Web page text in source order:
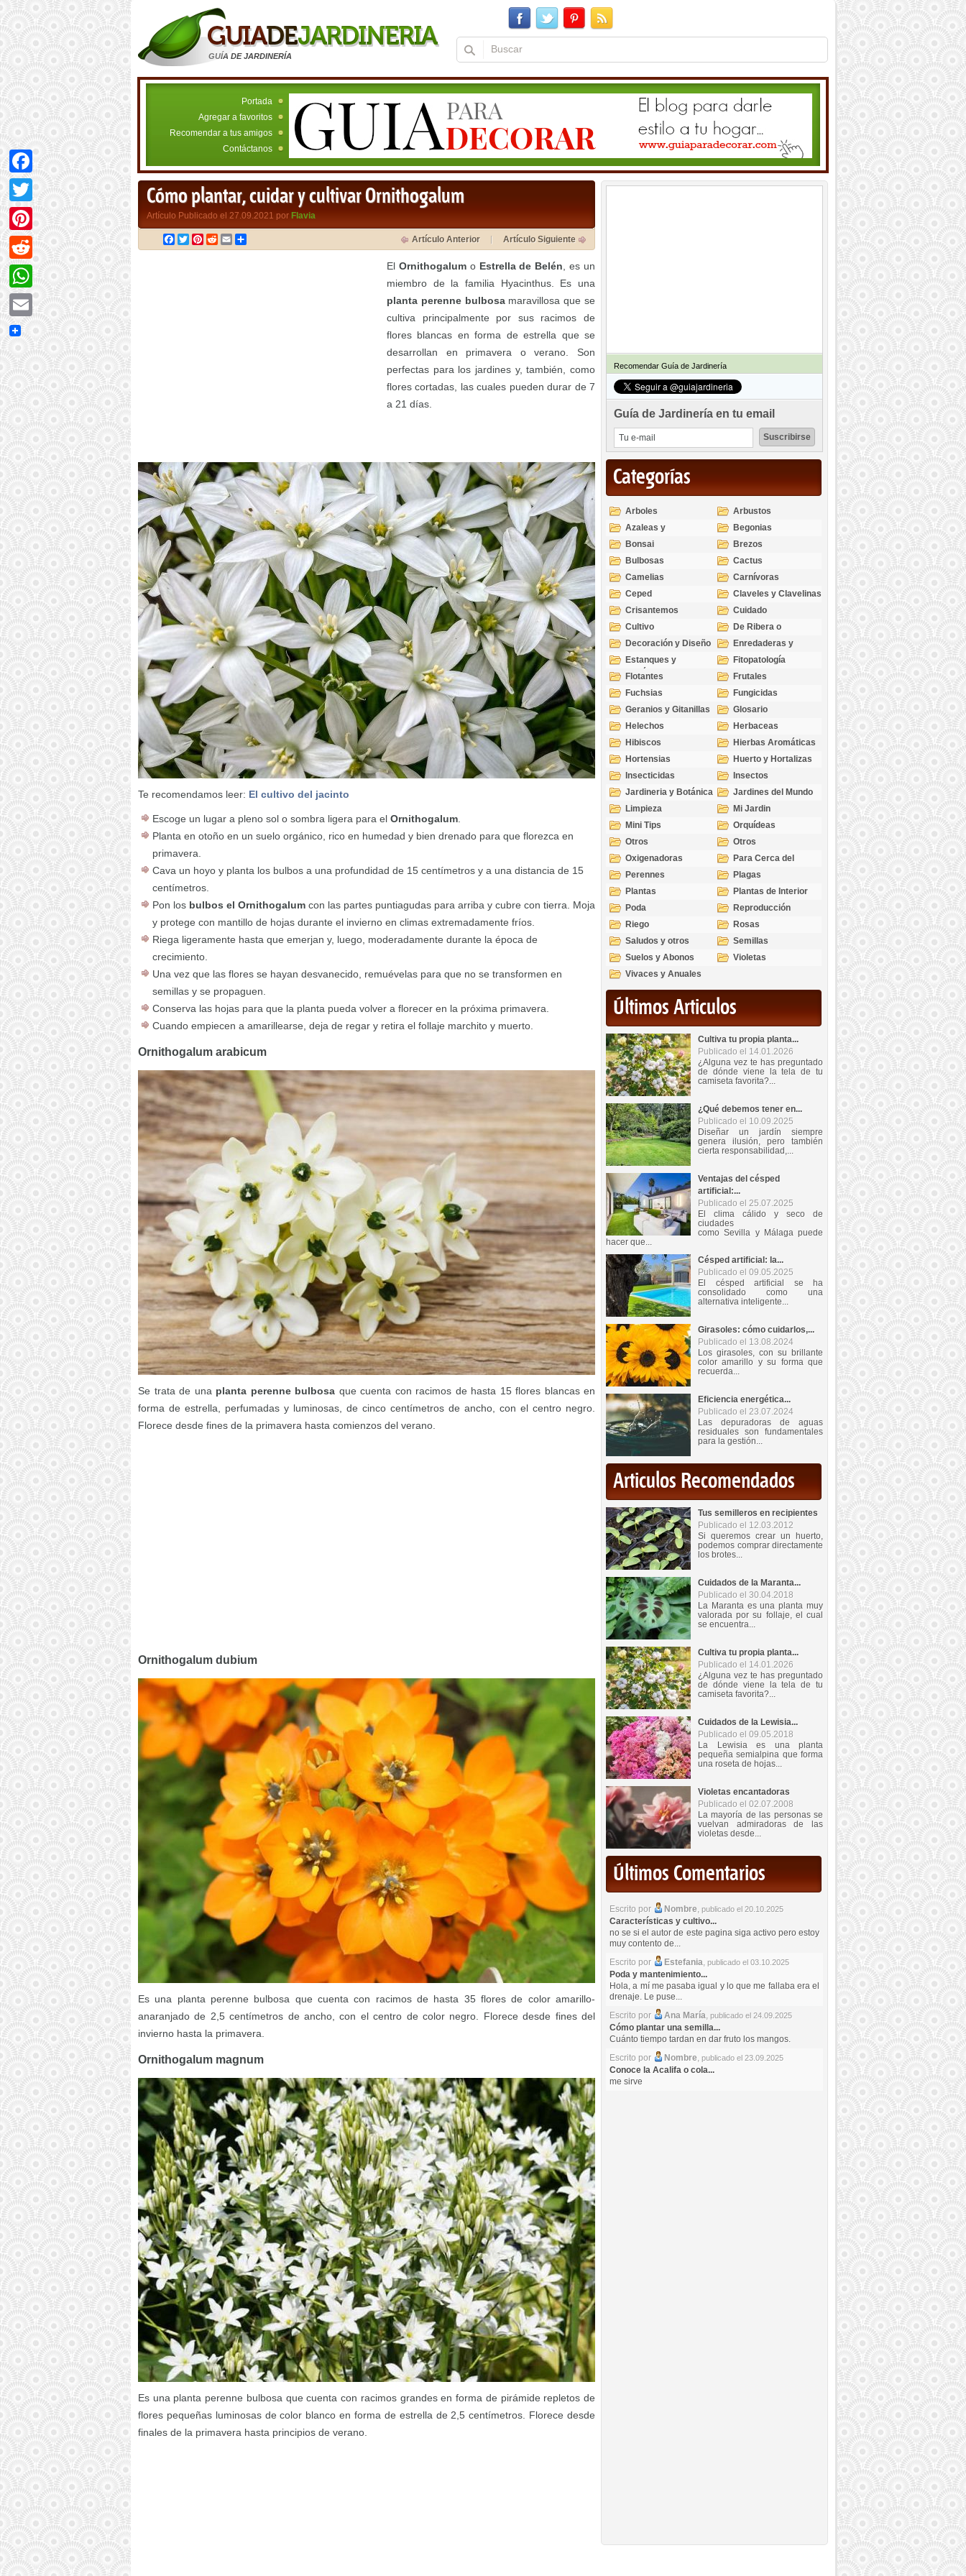
GUÍA DE JARDINERÍA
Portada
Agregar a favoritos
Recomendar a tus amigos
Contáctanos
Cómo plantar, cuidar y cultivar Ornithogalum
Artículo Publicado el 27.09.2021 por Flavia
Facebook
TwitterPinterest
RedditEmail Artículo Anterior Artículo Siguiente
El Ornithogalumo Estrella de Belén , es un
miembro de la familia Hyacinthus. Es una
planta perenne bulbosamaravillosa que se
cultiva principalmente por sus racimos de
flores blancas en forma de estrella que se
desarrollan en primavera o verano. Son
perfectas para los jardines y, también, como
flores cortadas, las cuales pueden durar de 7
a 21 días.
Te recomendamos leer: El cultivo del jacinto
Escoge un lugar a pleno sol o sombra ligera para el Ornithogalum
Planta en otoño en un suelo orgánico, rico en humedad y bien drenado para que florezca en
primavera.
Cava un hoyo y planta los bulbos a una profundidad de 15 centímetros y a una distancia de 15
centímetros.
Pon los bulbos el Ornithogalum con las partes puntiagudas para arriba y cubre con tierra. Moja
y protege con mantillo de hojas durante el invierno en climas extremadamente fríos.
Riega ligeramente hasta que emerjan y, luego, moderadamente durante la época de
crecimiento.
Una vez que las flores se hayan desvanecido, remuévelas para que no se transformen en
semillas y se propaguen.
Conserva las hojas para que la planta pueda volver a florecer en la próxima primavera.
Cuando empiecen a amarillearse, deja de regar y retira el follaje marchito y muerto.
Ornithogalum arabicum
Se trata de una planta perenne bulbosa que cuenta con racimos de hasta 15 flores blancas en
forma de estrella, perfumadas y luminosas, de cinco centímetros de ancho, con el centro negro.
Florece desde fines de la primavera hasta comienzos del verano.
Ornithogalum dubium
Es una planta perenne bulbosa que cuenta con racimos de hasta 35 flores de color amarillo-
anaranjado de 2,5 centímetros de ancho, con el centro de color negro. Florece desde fines del
invierno hasta la primavera.
Ornithogalum magnum
Es una planta perenne bulbosa que cuenta con racimos grandes en forma de pirámide repletos de
flores pequeñas luminosas de color blanco en forma de estrella de 2,5 centímetros. Florece desde
finales de la primavera hasta principios de verano.
Recomendar Guía de Jardinería
Guía de Jardinería en tu email
Categorías
Arboles
Arbustos
Azaleas y
Rododendros
Begonias
Bonsai
Brezos
Bulbosas
Cactus
Camelias
Carnívoras
Ceped
Claveles y Clavelinas
Crisantemos
Cuidado
Cultivo
De Ribera o
Palustres
Decoración y Diseño
Enredaderas y
cubresuelos
Estanques y
Acuáticas
Fitopatología
Flotantes
Frutales
Fuchsias
Fungicidas
Geranios y Gitanillas
Glosario
Helechos
Herbaceas
Hibiscos
Hierbas Aromáticas
Hortensias
Huerto y Hortalizas
Insecticidas
Insectos
Jardineria y Botánica
Jardines del Mundo
Limpieza
Mi Jardin
Mini Tips
Orquídeas
Otros
Otros
Oxigenadoras
Para Cerca del
Estanque
Perennes
Plagas
Plantas
Plantas de Interior
Poda
Reproducción
Riego
Rosas
Saludos y otros
temas
Semillas
Suelos y Abonos
Violetas
Vivaces y Anuales
Últimos Articulos
Cultiva tu propia planta...
Publicado el 14.01.2026
¿Alguna vez te has preguntado
de dónde viene la tela de tu
camiseta favorita?...
¿Qué debemos tener en...
Publicado el 10.09.2025
Diseñar un jardín siempre
genera ilusión, pero también
cierta responsabilidad,...
Ventajas del césped
artificial:...
Publicado el 25.07.2025
El clima cálido y seco de
ciudades
como Sevilla y Málaga puede
hacer que...
Césped artificial: la...
Publicado el 09.05.2025
El césped artificial se ha
consolidado como una
alternativa inteligente...
Girasoles: cómo cuidarlos,...
Publicado el 13.08.2024
Los girasoles, con su brillante
color amarillo y su forma que
recuerda...
Eficiencia energética...
Publicado el 23.07.2024
Las depuradoras de aguas
residuales son fundamentales
para la gestión...
Articulos Recomendados
Tus semilleros en recipientes
Publicado el 12.03.2012
Si queremos crear un huerto,
podemos comprar directamente
los brotes...
Cuidados de la Maranta...
Publicado el 30.04.2018
La Maranta es una planta muy
valorada por su follaje, el cual
se encuentra...
Cultiva tu propia planta...
Publicado el 14.01.2026
¿Alguna vez te has preguntado
de dónde viene la tela de tu
camiseta favorita?...
Cuidados de la Lewisia...
Publicado el 09.05.2018
La Lewisia es una planta
pequeña semialpina que forma
una roseta de hojas...
Violetas encantadoras
Publicado el 02.07.2008
La mayoría de las personas se
vuelvan admiradoras de las
violetas desde...
Últimos Comentarios
Escrito por Nombre, publicado el 20.10.2025
Características y cultivo...
no se si el autor de este pagina siga activo pero estoy
muy contento de...
Escrito por
Estefania, publicado el 03.10.2025
Poda y mantenimiento...
Hola, a mí me pasaba igual y lo que me fallaba era el
drenaje. Le puse...
Escrito por
Ana María, publicado el 24.09.2025
Cómo plantar una semilla...
Cuánto tiempo tardan en dar fruto los mangos.
Escrito por
Nombre, publicado el 23.09.2025
Conoce la Acalifa o cola...
me sirve
Facebook
Twitter
Pinterest
Reddit
WhatsApp
Email